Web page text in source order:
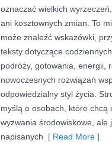
oznaczać wielkich
ani kosztownych zmian. To
może znaleźć wskazówki,
teksty dotyczące
podróży, gotowania, energii,
nowoczesnych rozwiązań
odpowiedzialny styl życia.
myślą o osobach, które chcą
wyzwania środowiskowe, ale
napisanych [ Read More ]